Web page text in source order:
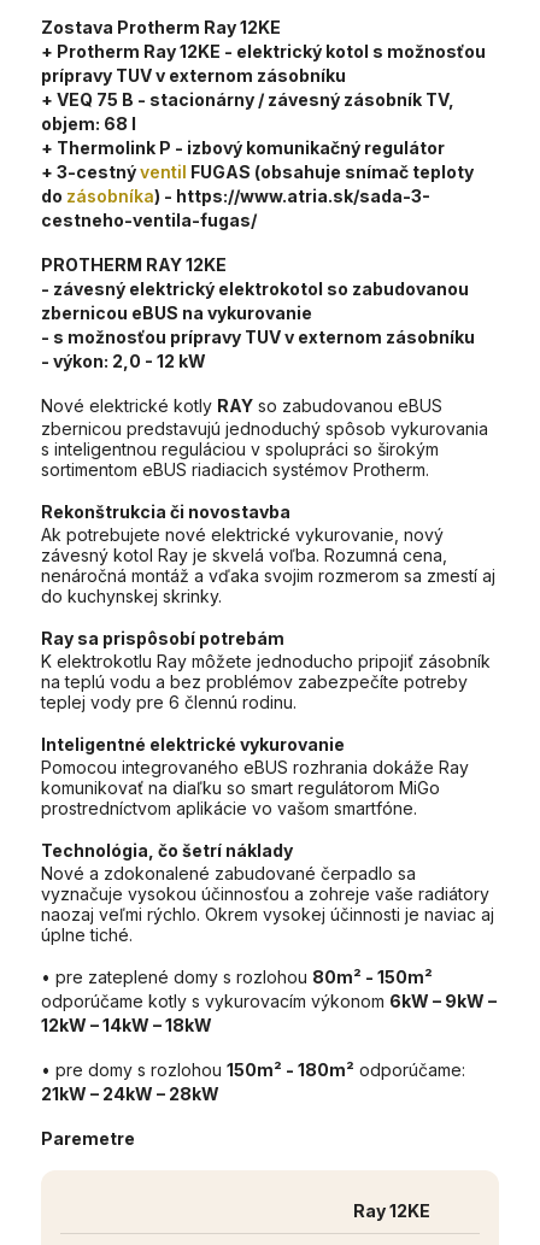
Zostava Protherm Ray 12KE
+ Protherm Ray 12KE - elektrický kotol s možnosťou
prípravy TUV v externom zásobníku
+ VEQ 75 B - stacionárny / závesný zásobník TV,
objem: 68 l
+ Thermolink P - izbový komunikačný regulátor
+ 3-cestnýventil FUGAS (obsahuje snímač teploty
do zásobníka) - https://www.atria.sk/sada-3-
cestneho-ventila-fugas/
PROTHERM RAY 12KE
- závesný elektrický elektrokotol so zabudovanou
zbernicou eBUS na vykurovanie
- s možnosťou prípravy TUV v externom zásobníku
- výkon: 2,0 - 12 kW
Nové elektrické kotly RAY so zabudovanou eBUS
zbernicou predstavujú jednoduchý spôsob vykurovania
s inteligentnou reguláciou v spolupráci so širokým
sortimentom eBUS riadiacich systémov Protherm.
Rekonštrukcia či novostavba
Ak potrebujete nové elektrické vykurovanie, nový
závesný kotol Ray je skvelá voľba. Rozumná cena,
nenáročná montáž a vďaka svojim rozmerom sa zmestí aj
do kuchynskej skrinky.
Ray sa prispôsobí potrebám
K elektrokotlu Ray môžete jednoducho pripojiť zásobník
na teplú vodu a bez problémov zabezpečíte potreby
teplej vody pre 6 člennú rodinu.
Inteligentné elektrické vykurovanie
Pomocou integrovaného eBUS rozhrania dokáže Ray
komunikovať na diaľku so smart regulátorom MiGo
prostredníctvom aplikácie vo vašom smartfóne.
Technológia, čo šetrí náklady
Nové a zdokonalené zabudované čerpadlo sa
vyznačuje vysokou účinnosťou a zohreje vaše radiátory
naozaj veľmi rýchlo. Okrem vysokej účinnosti je naviac aj
úplne tiché.
• pre zateplené domy s rozlohou 80m² - 150m²
odporúčame kotly s vykurovacím výkonom 6kW – 9kW –
12kW – 14kW – 18kW
• pre domy s rozlohou 150m² - 180m² odporúčame:
21kW – 24kW – 28kW
Paremetre
Ray 12KE